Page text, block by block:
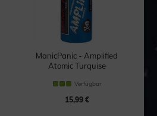
ManicPanic - Amplified
Atomic Turquise
Verfügbar
15,99 €